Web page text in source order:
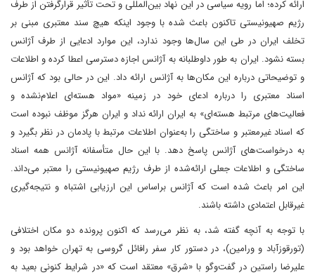
ارائه کرده؛ اما رویه سیاسی در این نهاد بین‌المللی و تحت تأثیر قرارگرفتن از طرف
رژیم صهیونیستی تاکنون باعث شده با وجود اینکه هیچ سند معتبری مبنی بر
تخلف ایران در طی این سال‌ها وجود ندارد، این موارد ادعایی از طرف آژانس
بسته نشود. ایران به طور داوطلبانه به آژانس اجازه دسترسی اعطا کرده و اطلاعات
و توضیحاتی درباره این مکان‌ها به آژانس ارائه داد. این در حالی بود که آژانس
اسناد معتبری را درباره ادعای خود در زمینه «مواد هسته‌ای اعلام‌نشده و
فعالیت‌های مرتبط هسته‌ای» به ایران ارائه نداد و ایران هرگز موظف نبوده است
که اسناد غیرمعتبر و ساختگی را به‌عنوان اطلاعات مرتبط با پادمان در نظر بگیرد و
به درخواست‌های آژانس پاسخ دهد. با این حال متأسفانه آژانس همه اسناد
ساختگی و اطلاعات جعلی ارائه‌شده از طرف رژیم صهیونیستی را معتبر می‌داند.
این امر باعث شده است که آژانس براساس‌ این ارزیابی اشتباه و نتیجه‌گیری
غیرقابل اعتمادی داشته باشند.
با توجه به آنچه گفته شد، به نظر می‌رسد که اکنون پرونده دو مکان اختلافی
(تورقوزآباد و ورامین)، در دستور کار سفر رافائل گروسی به تهران خواهد بود و
علیرضا راستین در گفت‌وگو با «شرق» معتقد است که «در شرایط کنونی بعید به